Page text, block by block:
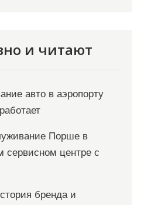
и читают
авто в аэропорту
Порше в
сервисном центре с
бренда и